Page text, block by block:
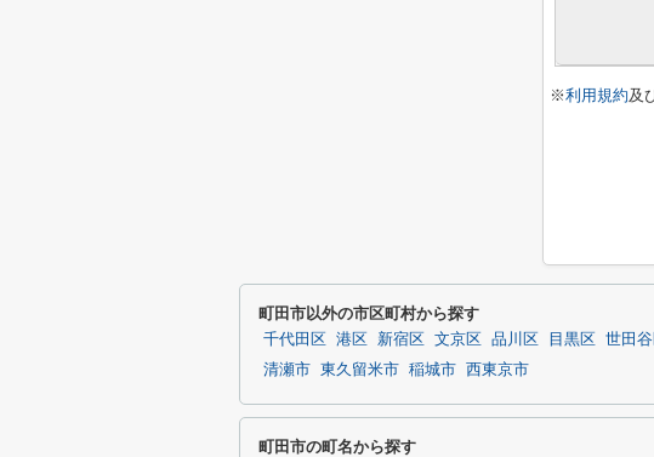
※利用規約及
町田市以外の市区町村から探す
千代田区 港区 新宿区 文京区 品川区 目黒区 世田谷
清瀬市 東久留米市 稲城市 西東京市
町田市の町名から探す